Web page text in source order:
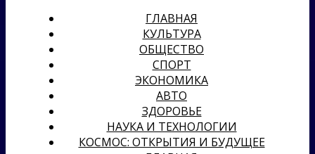
ГЛАВНАЯ
КУЛЬТУРА
ОБЩЕСТВО
СПОРТ
ЭКОНОМИКА
АВТО
ЗДОРОВЬЕ
НАУКА И ТЕХНОЛОГИИ
КОСМОС: ОТКРЫТИЯ И БУДУЩЕЕ